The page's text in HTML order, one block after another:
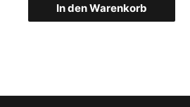
In den Warenkorb